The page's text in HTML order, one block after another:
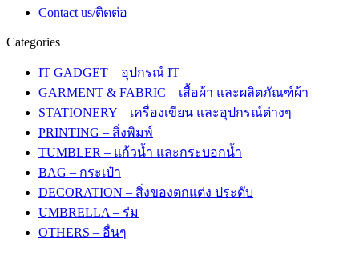
Contact us/ติดต่อ
Categories
IT GADGET – อุปกรณ์ IT
GARMENT & FABRIC – เสื้อผ้า และผลิตภัณฑ์ผ้า
STATIONERY – เครื่องเขียน และอุปกรณ์ต่างๆ
PRINTING – สิ่งพิมพ์
TUMBLER – แก้วน้ำ และกระบอกน้ำ
BAG – กระเป๋า
DECORATION – สิ่งของตกแต่ง ประดับ
UMBRELLA – ร่ม
OTHERS – อื่นๆ